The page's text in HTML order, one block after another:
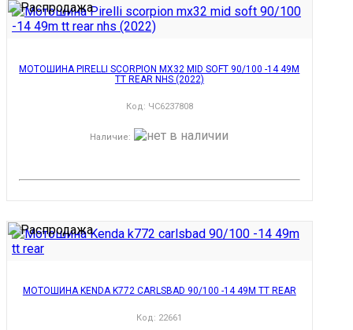
МОТОШИНА PIRELLI SCORPION MX32 MID SOFT 90/100 -14 49M
TT REAR NHS (2022)
Код: ЧС6237808
Наличие:
МОТОШИНА KENDA K772 CARLSBAD 90/100 -14 49M TT REAR
Код: 22661